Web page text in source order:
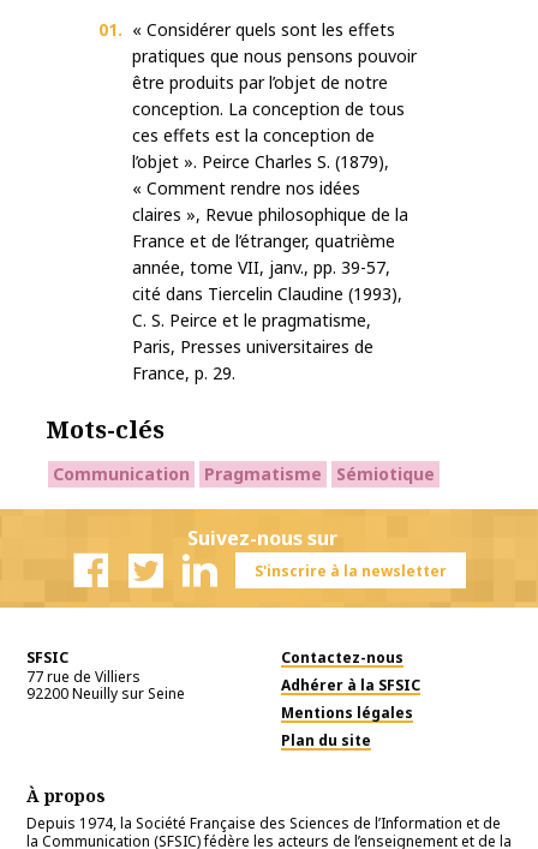
« Considérer quels sont les effets
pratiques que nous pensons pouvoir
être produits par l’objet de notre
conception. La conception de tous
ces effets est la conception de
l’objet ». Peirce Charles S. (1879),
« Comment rendre nos idées
claires », Revue philosophique de la
France et de l’étranger, quatrième
année, tome VII, janv., pp. 39-57,
cité dans Tiercelin Claudine (1993),
C. S. Peirce et le pragmatisme,
Paris, Presses universitaires de
France, p. 29.
Mots-clés
Communication Pragmatisme Sémiotique
Suivez-nous sur
S'inscrire à la newsletter
SFSIC
77 rue de Villiers
92200Neuilly sur Seine
Contactez-nous
Adhérer à la SFSIC
Mentions légales
Plan du site
À propos
Depuis 1974, la Société Française des Sciences de l’Information et de
la Communication (SFSIC) fédère les acteurs de l’enseignement et de la